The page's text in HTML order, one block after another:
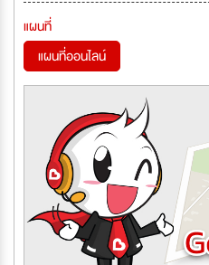
แผนที่
แผนที่ออนไลน์